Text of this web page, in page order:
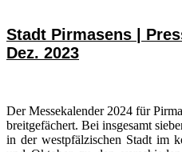
Stadt Pirmasens |
Dez. 2023
Der Messekalender 2024 für
breitgefächert. Bei insgesamt
in der westpfälzischen Stadt im